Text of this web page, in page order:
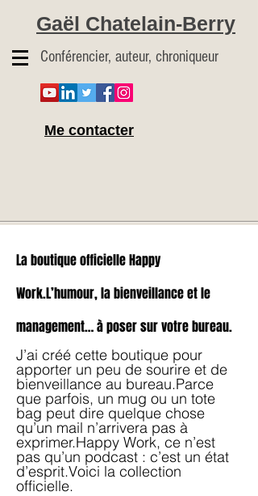
Gaël Chatelain-Berry
Conférencier, auteur, chroniqueur
Me contacter
La boutique officielle Happy
Work.L’humour, la bienveillance et le
management… à poser sur votre bureau.
J’ai créé cette boutique pour
apporter un peu de sourire et de
bienveillance au bureau.Parce
que parfois, un mug ou un tote
bag peut dire quelque chose
qu’un mail n’arrivera pas à
exprimer.Happy Work, ce n’est
pas qu’un podcast : c’est un état
d’esprit.Voici la collection
officielle.